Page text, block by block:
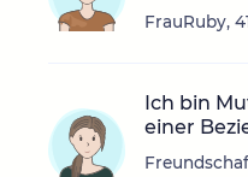
FrauRuby,
Ich bin
einer